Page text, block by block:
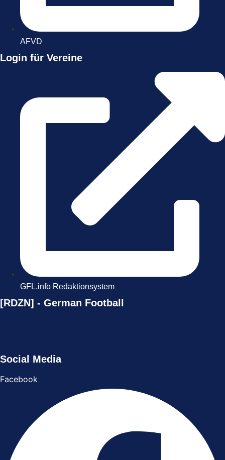
AFVD
Login für Vereine
GFL.info Redaktionsystem
[RDZN] - German Football
Social Media
Facebook